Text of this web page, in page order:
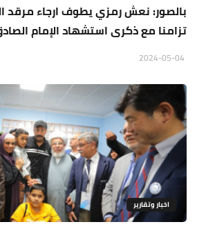
بالصور: نعش رمزي يطوف ارجاء مرقد
تزامنا مع ذكرى استشهاد الإمام
اخبار وتقارير